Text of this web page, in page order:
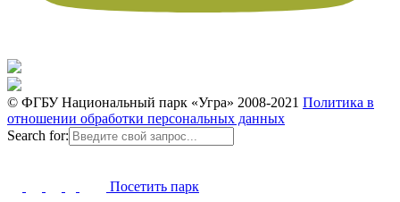
© ФГБУ Национальный парк «Угра» 2008-2021 Политика в
отношении обработки персональных данных
Search for:
Посетить парк